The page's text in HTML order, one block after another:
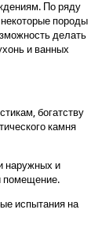
По ряду
породы
делать
и ванных
богатству
камня
наружных и
помещение.
испытания на